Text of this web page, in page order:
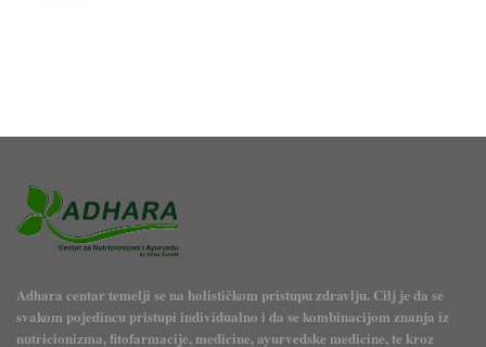
Adhara centar temelji se na holističkom pristupu zdravlju. Cilj je da se
svakom pojedincu pristupi individualno i da se kombinacijom znanja iz
nutricionizma, fitofarmacije, medicine, ayurvedske medicine, te kroz